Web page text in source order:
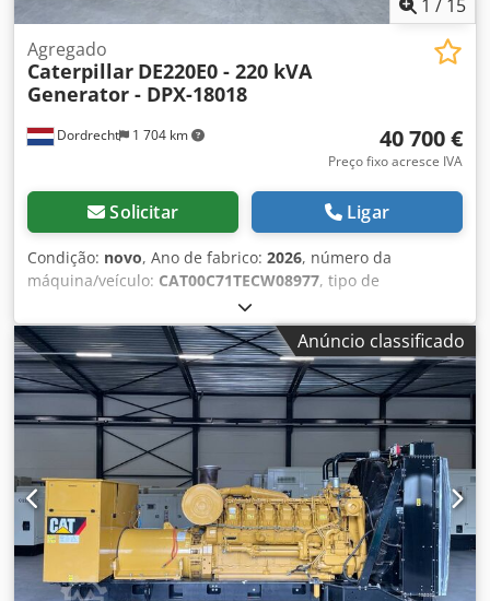
1 / 15
Dordrecht 1 704 km
Agregado
Caterpillar DE220E0 - 220 kVA
Generator - DPX-18018
40 700 €
Preço fixo acresce IVA
Solicitar Ligar
Condição: novo, Ano de fabrico: 2026, número da
máquina/veículo: CAT00C71TECW08977, tipo de
, fabricante de motores:
C7.1, Finalidade: Construção Peso em vazio: 2.238 kg
Potência do gerador: 220 kVA Dimensões do
compartimento de carga: 352 x 133 x 181 cm Marcação CE:
sim Volume do tanque de água: 418 l País de produção:
Reino Unido Contacte a equipa DPX para obter mais
informações. = Outras opções e acessórios = - Bateria -
Painel de controlo Cjdpfx Alsw Thn Uo Ierf - Teto em aço -
Camião cisterna
Anúncio classificado